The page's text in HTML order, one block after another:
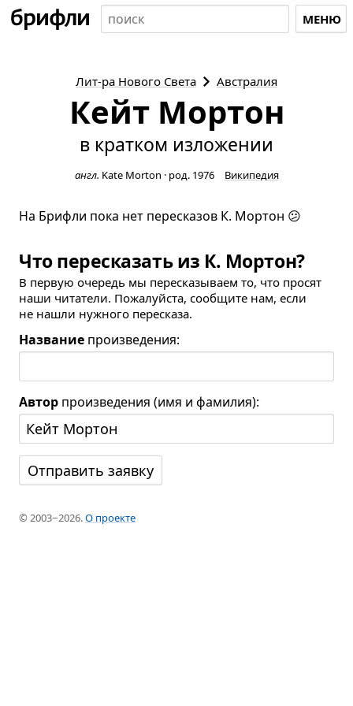
МЕНЮ
Лит-ра Нового Света Австралия
Кейт Мортон
в кратком изложении
англ. Kate Morton · род. 1976 Википедия
На Брифли пока нет пересказов К. Мортон 😕
Что пересказать из К. Мортон?
В первую очередь мы пересказываем то, что просят
наши читатели. Пожалуйста, сообщите нам, если
не нашли нужного пересказа.
Название произведения:
Автор произведения (имя и фамилия):
© 2003−2026.О проекте